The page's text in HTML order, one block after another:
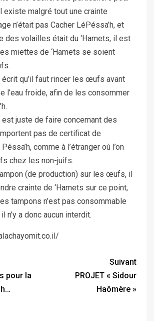
existe malgré tout une crainte
n’était pas Cacher LéPéssa’h, et
des volailles était du ‘Hamets, il est
miettes de ‘Hamets se soient
écrit qu’il faut rincer les œufs avant
l’eau froide, afin de les consommer
est juste de faire concernant des
pas de certificat de
comme à l’étranger où l’on
chez les non-juifs.
(de production) sur les œufs, il
crainte de ‘Hamets sur ce point,
tampons n’est pas consommable
n’y a donc aucun interdit.
pour la
Suivant
PROJET « Sidour
Haômère »